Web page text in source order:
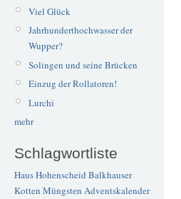
Viel Glück
Jahrhunderthochwasser der
Wupper?
Solingen und seine Brücken
Einzug der Rollatoren!
Lurchi
mehr
Schlagwortliste
Haus Hohenscheid Balkhauser
Kotten Müngsten Adventskalender